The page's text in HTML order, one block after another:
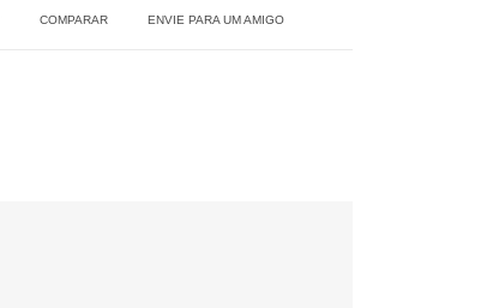
COMPARAR ENVIE PARA UM AMIGO